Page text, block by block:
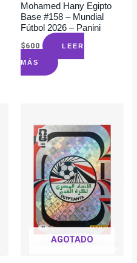
Mohamed Hany Egipto
Base #158 – Mundial
Fútbol 2026 – Panini
$600 LEER
MÁS
AGOTADO